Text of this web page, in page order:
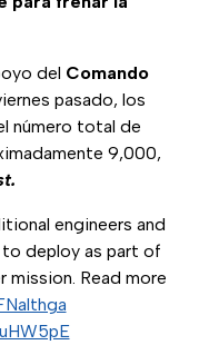
del Comando
pasado, los
número total de
9,000,
engineers and
deploy as part of
mission. Read more